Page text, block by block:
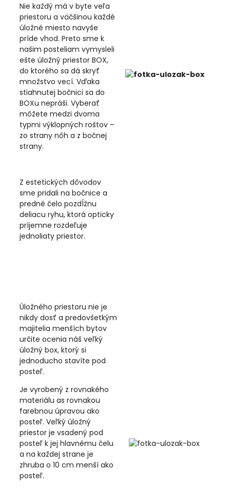
Nie každý má v byte veľa
priestoru a väčšinou každé
úložné miesto navyše
príde vhod. Preto sme k
našim posteliam vymysleli
ešte úložný priestor BOX,
do ktorého sa dá skryť
množstvo vecí. Vďaka
stiahnutej bočnici sa do
BOXu nepráši. Vyberať
môžete medzi dvoma
typmi výklopných roštov –
zo strany nôh a z bočnej
strany.
Z estetických dôvodov
sme pridali na bočnice a
predné čelo pozdĺžnu
deliacu ryhu, ktorá opticky
príjemne rozdeľuje
jednoliaty priestor.
Úložného priestoru nie je
nikdy dosť a predovšetkým
majitelia menších bytov
určite ocenia náš veľký
úložný box, ktorý si
jednoducho stavíte pod
posteľ.
Je vyrobený z rovnakého
materiálu as rovnakou
farebnou úpravou ako
posteľ. Veľký úložný
priestor je vsadený pod
posteľ k jej hlavnému čelu
a na každej strane je
zhruba o 10 cm menší ako
posteľ.